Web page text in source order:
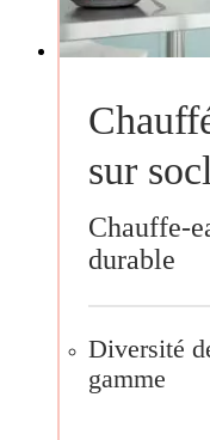
sur
Chauffe-
durable
Diversité
gamme